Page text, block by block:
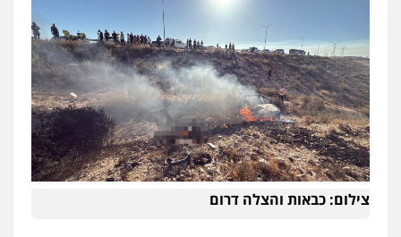
צילום: כבאות והצלה דרום
שני אלגרבלי – משרד עורכי דין
פלילי עורכי דין לענייני אסירים תעבורה
0507120031
עו"ד אייל אביטל
פלילי פשיעה חמורה מעצרים וחקירות
0544712201